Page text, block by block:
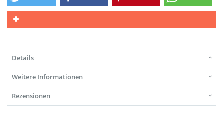
Details
Weitere Informationen
Rezensionen